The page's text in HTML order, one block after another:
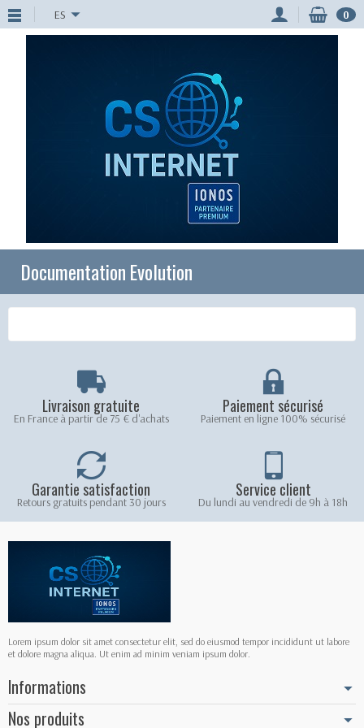
ES 0
Documentation Evolution
Livraison gratuite
En France à partir de 75 € d'achats
Paiement sécurisé
Paiement en ligne 100% sécurisé
Garantie satisfaction
Retours gratuits pendant 30 jours
Service client
Du lundi au vendredi de 9h à 18h
Lorem ipsum dolor sit amet consectetur elit, sed do eiusmod tempor incididunt ut labore
et dolore magna aliqua. Ut enim ad minim veniam ipsum dolor.
Informations
Nos produits